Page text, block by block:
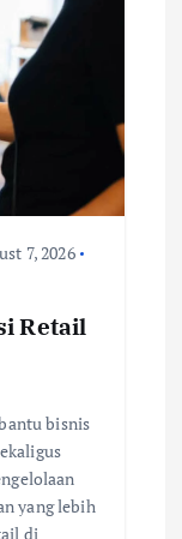
7, 2026
Retail
bisnis
yang lebih
di